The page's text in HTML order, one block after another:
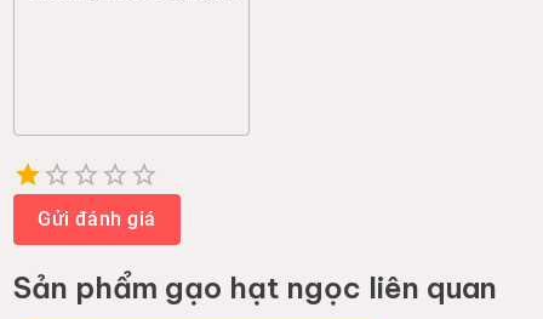
1 Star
2 Stars
3 Stars
4 Stars
5 Stars
Gửi đánh giá
Sản phẩm gạo hạt ngọc liên quan